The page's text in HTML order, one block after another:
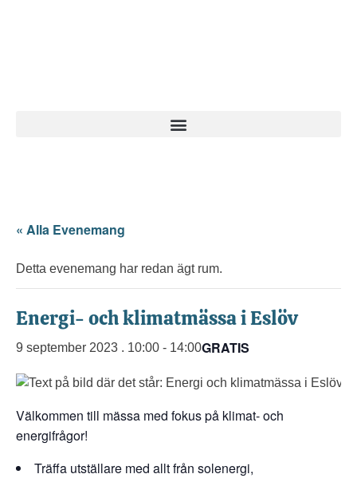
« Alla Evenemang
Detta evenemang har redan ägt rum.
Energi- och klimatmässa i Eslöv
9 september 2023 . 10:00 - 14:00GRATIS
Välkommen till mässa med fokus på klimat- och
energifrågor!
Träffa utställare med allt från solenergi,